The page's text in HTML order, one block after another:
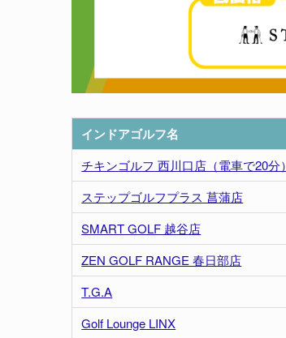
インドアゴルフ名
チキンゴルフ 西川口店（電車で20分）
ステップゴルフプラス 菖蒲店
SMART GOLF 越谷店
ZEN GOLF RANGE 春日部店
T.G.A
Golf Lounge LINX